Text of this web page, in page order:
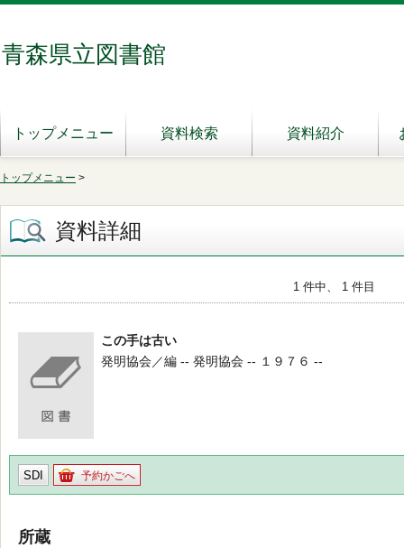
青森県立図書館
トップメニュー 資料検索 資料紹介
トップメニュー >
資料詳細
1 件中、 1 件目
この手は古い
発明協会／編 -- 発明協会 -- １９７６ --
SDI 予約かごへ
所蔵